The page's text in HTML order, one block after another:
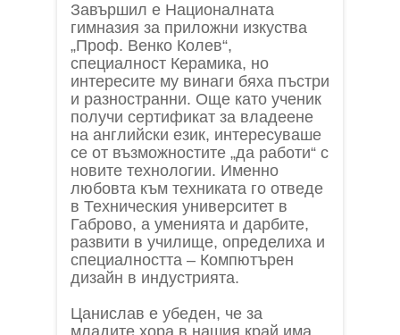
Завършил е Националната
гимназия за приложни изкуства
„Проф. Венко Колев“,
специалност Керамика, но
интересите му винаги бяха пъстри
и разностранни. Още като ученик
получи сертификат за владеене
на английски език, интересуваше
се от възможностите „да работи“ с
новите технологии. Именно
любовта към техниката го отведе
в Техническия университет в
Габрово, а уменията и дарбите,
развити в училище, определиха и
специалността – Компютърен
дизайн в индустрията.
Цанислав е убеден, че за